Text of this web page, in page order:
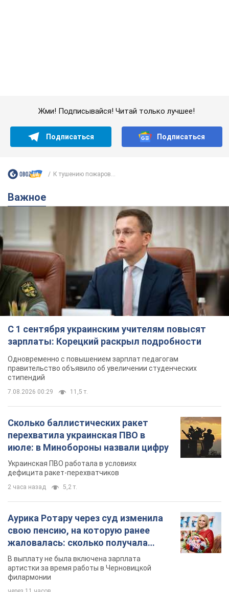
С 1 сентября украинским учителям повысят
зарплаты: Корецкий раскрыл подробности
Одновременно с повышением зарплат педагогам
правительство объявило об увеличении студенческих
стипендий
7.08.2026 00:29
Сколько баллистических ракет
перехватила украинская ПВО в
июле: в Минобороны назвали цифру
Украинская ПВО работала в условиях
дефицита ракет-перехватчиков
Аурика Ротару через суд изменила
свою пенсию, на которую ранее
жаловалась: сколько получала
певица
В выплату не была включена зарплата
артистки за время работы в Черновицкой
филармонии